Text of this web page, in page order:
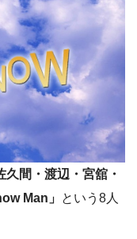
久間・渡辺・宮舘・
Man」 という8人